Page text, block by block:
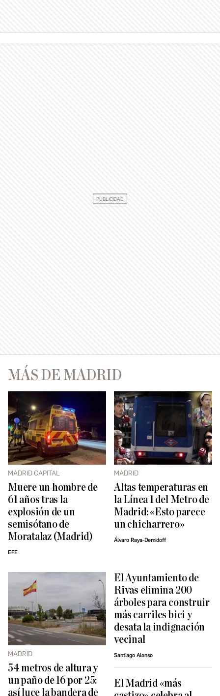
MÁS DE MADRID
MADRID CAPITAL
Muere un hombre de
61 años tras la
explosión de un
semisótano de
Moratalaz (Madrid)
EFE
MADRID
Altas temperaturas en
la Línea 1 del Metro de
Madrid: «Esto parece
un chicharrero»
Álvaro Raya-Demidoff
MADRID
54 metros de altura y
un paño de 16 por 25:
así luce la bandera de
El Ayuntamiento de
Rivas elimina 200
árboles para construir
más carriles bici y
desata la indignación
vecinal
Santiago Alonso
El Madrid «más